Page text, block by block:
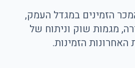
הזמינים במגדל העמק,
מגמות שוק וניתוח של
הזמינות.